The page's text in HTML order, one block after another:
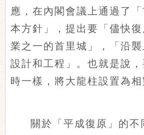
應，在內閣會議上通過了
本方針」，提出要「儘快
業之一的首里城」，「沿
設計和工程」。也就是說
時一樣，將大龍柱設置為相
關於「平成復原」的不